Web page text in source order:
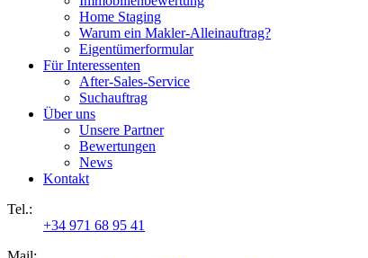
Home Staging
Warum ein Makler-Alleinauftrag?
Eigentümerformular
Für Interessenten
After-Sales-Service
Suchauftrag
Über uns
Unsere Partner
Bewertungen
News
Kontakt
Tel.:
+34 971 68 95 41